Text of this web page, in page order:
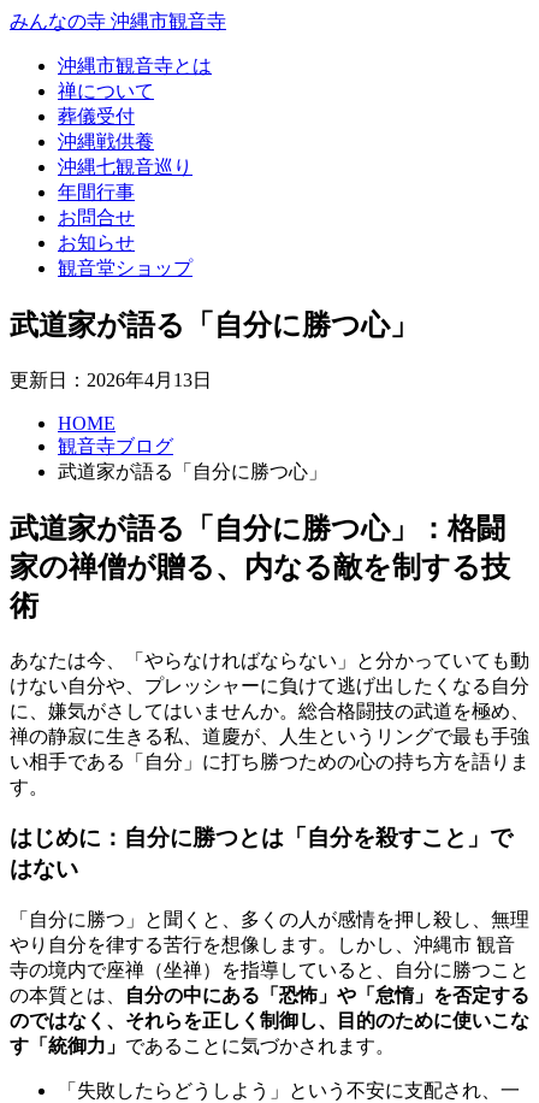
みんなの寺 沖縄市観音寺
沖縄市観音寺とは
禅について
葬儀受付
沖縄戦供養
沖縄七観音巡り
年間行事
お問合せ
お知らせ
観音堂ショップ
武道家が語る「自分に勝つ心」
更新日：2026年4月13日
HOME
観音寺ブログ
武道家が語る「自分に勝つ心」
武道家が語る「自分に勝つ心」：格闘
家の禅僧が贈る、内なる敵を制する技
術
あなたは今、「やらなければならない」と分かっていても動
けない自分や、プレッシャーに負けて逃げ出したくなる自分
に、嫌気がさしてはいませんか。総合格闘技の武道を極め、
禅の静寂に生きる私、道慶が、人生というリングで最も手強
い相手である「自分」に打ち勝つための心の持ち方を語りま
す。
はじめに：自分に勝つとは「自分を殺すこと」で
はない
「自分に勝つ」と聞くと、多くの人が感情を押し殺し、無理
やり自分を律する苦行を想像します。しかし、沖縄市 観音
寺の境内で座禅（坐禅）を指導していると、自分に勝つこと
の本質とは、
自分の中にある「恐怖」や「怠惰」を否定する
のではなく、それらを正しく制御し、目的のために使いこな
す「統御力」 であることに気づかされます。
「失敗したらどうしよう」という不安に支配され、一